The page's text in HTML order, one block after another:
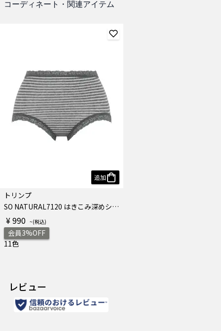
コーディネート・関連アイテム
追加
トリンプ
SO NATURAL7120 はきこみ深めショーツ
¥ 990
会員3%OFF
11色